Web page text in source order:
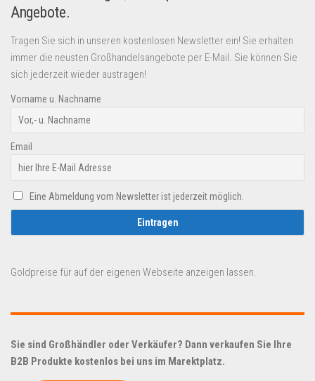
Angebote.
Tragen Sie sich in unseren kostenlosen Newsletter ein! Sie erhalten
immer die neusten Großhandelsangebote per E-Mail. Sie können Sie
sich jederzeit wieder austragen!
Vorname u. Nachname
Email
Eine Abmeldung vom Newsletter ist jederzeit möglich.
Goldpreise für auf der eigenen Webseite anzeigen lassen.
Sie sind Großhändler oder Verkäufer? Dann verkaufen Sie Ihre
B2B Produkte kostenlos bei uns im Marektplatz.